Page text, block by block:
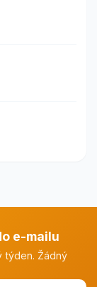
e-mailu
týden. Žádný